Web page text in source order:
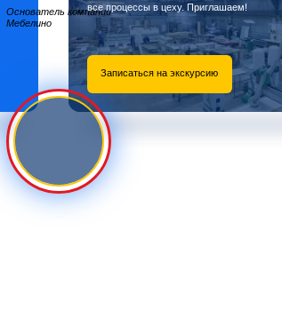
Основатель компании
Мебелино
все процессы в цеху. Приглашаем!
Записаться на экскурсию